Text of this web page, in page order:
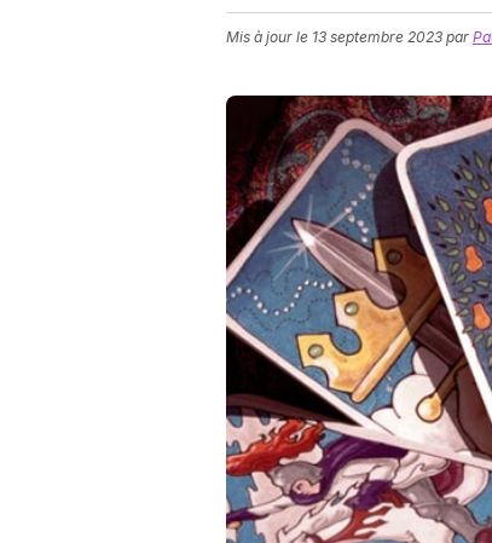
Mis à jour le 13 septembre 2023 par